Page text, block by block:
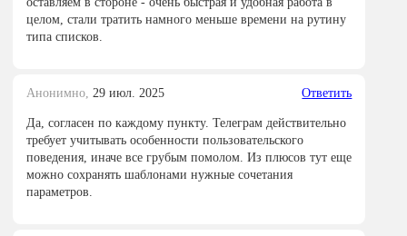
целом, стали тратить намного меньше времени на рутину
типа списков.
Анонимно, 29 июл. 2025 Ответить
Да, согласен по каждому пункту. Телеграм действительно
требует учитывать особенности пользовательского
поведения, иначе все грубым помолом. Из плюсов тут еще
можно сохранять шаблонами нужные сочетания
параметров.